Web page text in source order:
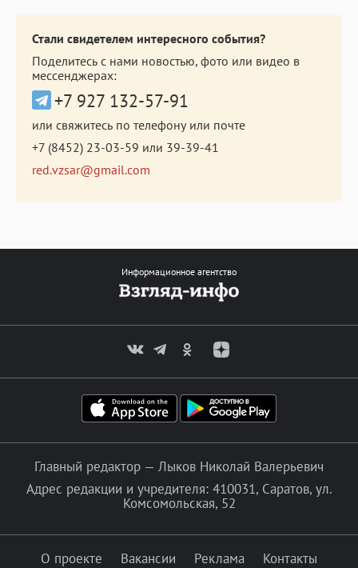
Стали свидетелем интересного события?
Поделитесь с нами новостью, фото или видео в
мессенджерах:
+7 927 132-57-91
или свяжитесь по телефону или почте
+7 (8452) 23-03-59 или 39-39-41
red.vzsar@gmail.com
Информационное агентство
Главный редактор — Лыков Николай Валерьевич
Адрес редакции и учредителя: 410031, Саратов, ул.
Комсомольская, 52
О проекте Вакансии Реклама
Контакты